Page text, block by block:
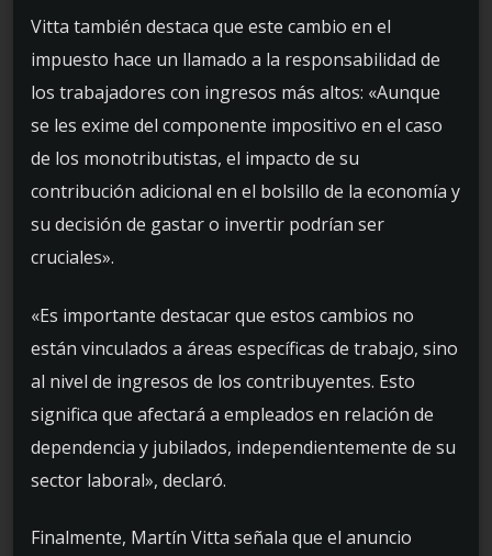
Vitta también destaca que este cambio en el
impuesto hace un llamado a la responsabilidad de
los trabajadores con ingresos más altos: «Aunque
se les exime del componente impositivo en el caso
de los monotributistas, el impacto de su
contribución adicional en el bolsillo de la economía y
su decisión de gastar o invertir podrían ser
cruciales».
«Es importante destacar que estos cambios no
están vinculados a áreas específicas de trabajo, sino
al nivel de ingresos de los contribuyentes. Esto
significa que afectará a empleados en relación de
dependencia y jubilados, independientemente de su
sector laboral», declaró.
Finalmente, Martín Vitta señala que el anuncio